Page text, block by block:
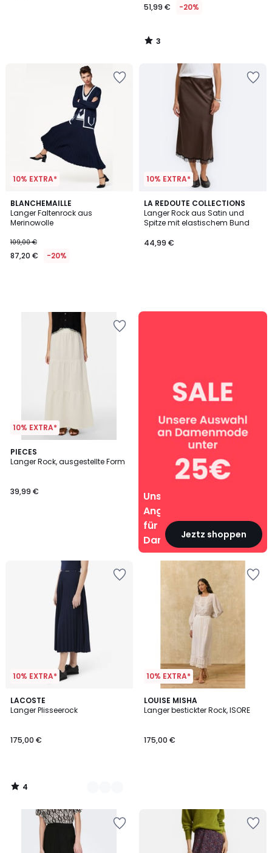
51,99 € -20%
3
/
10% EXTRA*
BLANCHEMAILLE
Langer Faltenrock aus
Merinowolle
109,00 €
87,20 € -20%
10% EXTRA*
LA REDOUTE COLLECTIONS
Langer Rock aus Satin und
Spitze mit elastischem Bund
44,99 €
10% EXTRA*
PIECES
Langer Rock, ausgestellte Form
39,99 €
Unsere
Angebote
für
Damen
Jeztz shoppen
Unsere
10% EXTRA*
LACOSTE
Langer Plisseerock
175,00 €
4
/
2
Farben
4
/
10% EXTRA*
LOUISE MISHA
Langer bestickter Rock, ISORE
175,00 €